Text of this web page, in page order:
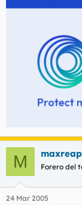
M Forero del
24 Mar 2005